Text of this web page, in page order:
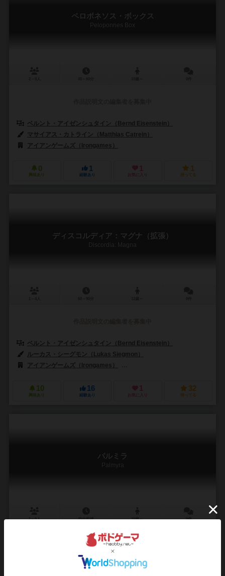
ペロポネソス・ボックス
Peloponnes Box
ベルント・アイゼンシュタイン（Bernd Eisenstein）
マサイアス・カトライン（Matthias Catrein）
アイアンゲームズ（Irongames）
0
興味あり
1
経験あり
1
お気に入り
1
持ってる
ディスコルディア：マグナ（拡張）
Discordia: Magna
ベルント・アイゼンシュタイン（Bernd Eisenstein）
ルーカス・シーグモン（Lukas Siegmon）
アイアンゲームズ（Irongames）
10
興味あり
16
経験あり
1
お気に入り
32
持ってる
パルミラ
Palmyra
1～5人 45分前後 10歳～ 0件
作品説明文の編集者を募集中
ベルント・アイゼンシュタイン（Bernd Eisenstein）